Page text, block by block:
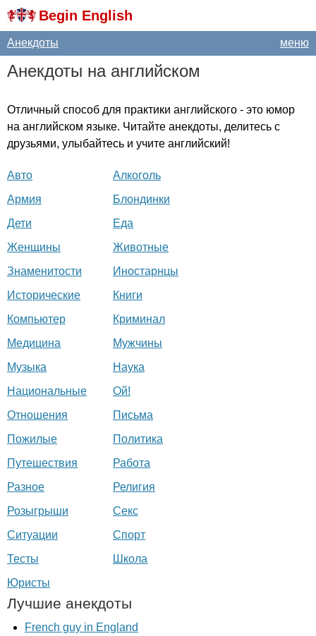
Begin English
меню
Анекдоты
Анекдоты на английском
Отличный способ для практики английского - это юмор
на английском языке. Читайте анекдоты, делитесь с
друзьями, улыбайтесь и учите английский!
Авто
Алкоголь
Армия
Блондинки
Дети
Еда
Женщины
Животные
Знаменитости
Иностарнцы
Исторические
Книги
Компьютер
Криминал
Медицина
Мужчины
Музыка
Наука
Национальные
Ой!
Отношения
Письма
Пожилые
Политика
Путешествия
Работа
Разное
Религия
Розыгрыши
Секс
Ситуации
Спорт
Тесты
Школа
Юристы
Лучшие анекдоты
French guy in England